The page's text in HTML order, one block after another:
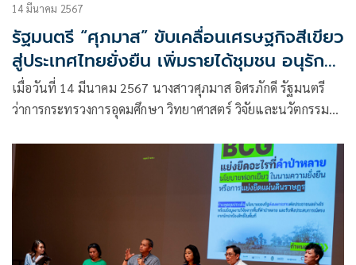
14 มีนาคม 2567
รัฐมนตรี “ศุภมาส” ขับเคลื่อนเศรษฐกิจสีเขียว
สู่ประเทศไทยยั่งยืน เพิ่มรายได้ชุมชน อนุรักษ์
สิ่งแวดล้อม
เมื่อวันที่ 14 มีนาคม 2567 นางสาวศุภมาส อิศรภักดี รัฐมนตรี
ว่าการกระทรวงการอุดมศึกษา วิทยาศาสตร์ วิจัยและนวัตกรรม
นวัตกรรม ไปแก้ไขปัญหาด้านสิ่งแวดล้อม และสร้างอนาคตที่
ยั่งยืนและปลอดภัยให้กับพี่น้องประชาชน